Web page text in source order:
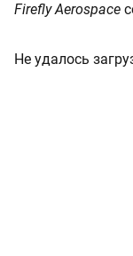
Firefly Aerospace
Не удалось